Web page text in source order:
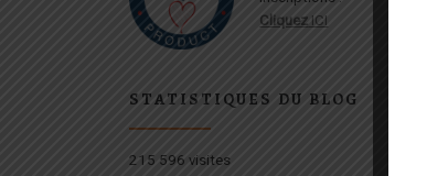
Cliquez ICI
STATISTIQUES DU BLOG
215 596 visites